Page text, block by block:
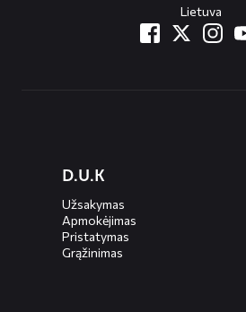
Lietuva
menusD.U.K
Užsakymas
Apmokėjimas
Pristatymas
Grąžinimas